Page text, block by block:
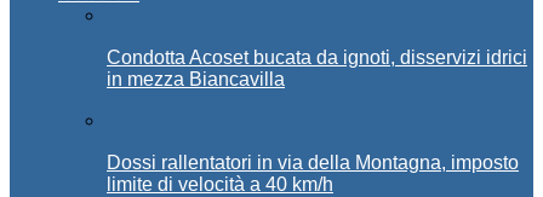
Condotta Acoset bucata da ignoti, disservizi idrici
in mezza Biancavilla
Dossi rallentatori in via della Montagna, imposto
limite di velocità a 40 km/h